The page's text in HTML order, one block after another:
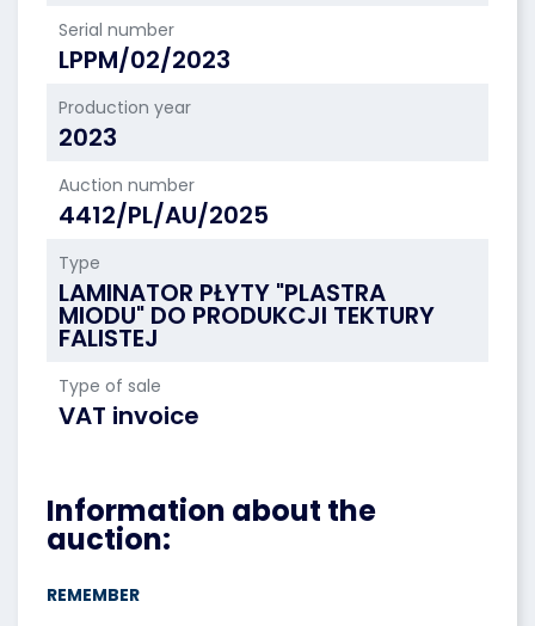
Serial number
LPPM/02/2023
Production year
2023
Auction number
4412/PL/AU/2025
Type
LAMINATOR PŁYTY "PLASTRA
MIODU" DO PRODUKCJI TEKTURY
FALISTEJ
Type of sale
VAT invoice
Information about the
auction:
REMEMBER